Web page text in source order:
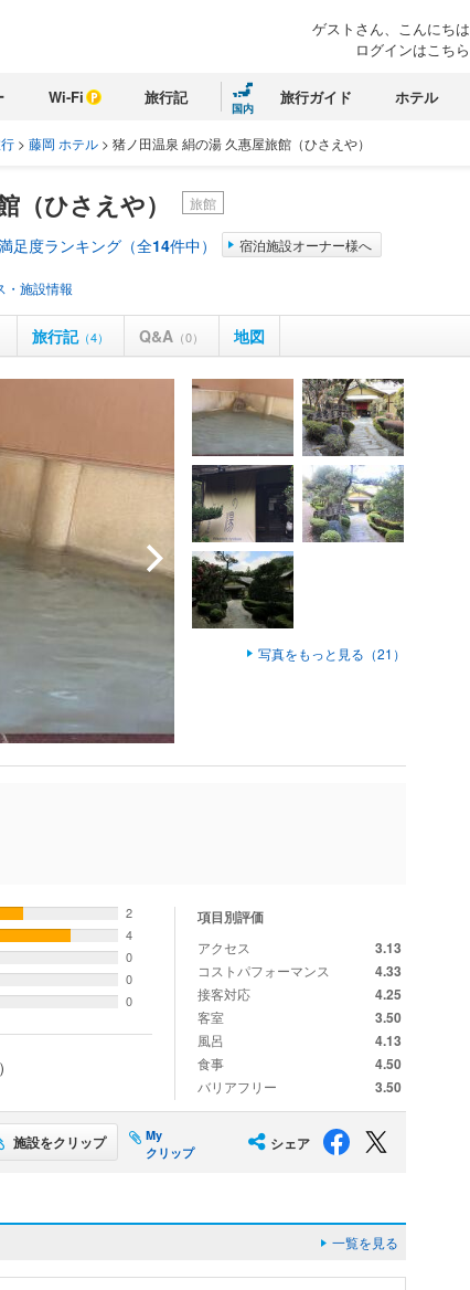
ゲストさん、こんにちは
ログインはこちら
Wi-Fi 旅行記
国内
旅行ガイド ホテル
> 藤岡 ホテル > 猪ノ田温泉 絹の湯 久惠屋旅館（ひさえや）
（ひさえや） 旅館
足度ランキング（全14件中） 宿泊施設オーナー様へ
・施設情報
旅行記（4） Q&A （0） 地図
写真をもっと見る（21）
2
4
0
0
0
項目別評価
アクセス 3.13
コストパフォーマンス 4.33
接客対応 4.25
客室 3.50
風呂 4.13
食事 4.50
バリアフリー 3.50
施設をクリップ
My
クリップ
シェア
一覧を見る